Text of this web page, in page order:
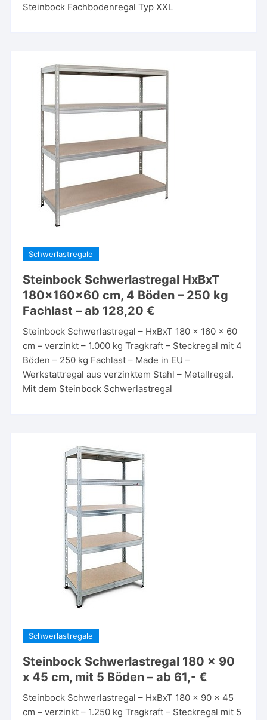
Steinbock Fachbodenregal Typ XXL
Schwerlastregale
Steinbock Schwerlastregal HxBxT
180x160x60 cm, 4 Böden – 250 kg
Fachlast – ab 128,20 €
Steinbock Schwerlastregal – HxBxT 180 x 160 x 60
cm – verzinkt – 1.000 kg Tragkraft – Steckregal mit 4
Böden – 250 kg Fachlast – Made in EU –
Werkstattregal aus verzinktem Stahl – Metallregal.
Mit dem Steinbock Schwerlastregal
Schwerlastregale
Steinbock Schwerlastregal 180 x 90
x 45 cm, mit 5 Böden – ab 61,- €
Steinbock Schwerlastregal – HxBxT 180 x 90 x 45
cm – verzinkt – 1.250 kg Tragkraft – Steckregal mit 5